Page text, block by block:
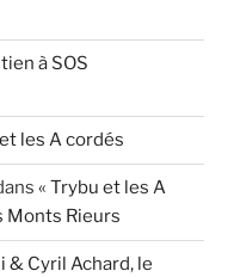
à SOS
les A cordés
« Trybu et les A
Monts Rieurs
& Cyril Achard, le